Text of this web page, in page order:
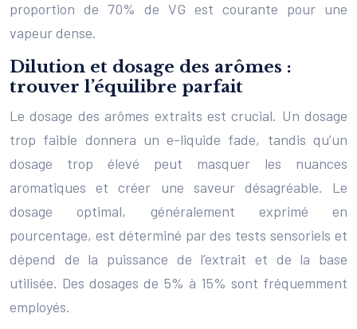
proportion de 70% de VG est courante pour une
vapeur dense.
Dilution et dosage des arômes :
trouver l’équilibre parfait
Le dosage des arômes extraits est crucial. Un dosage
trop faible donnera un e-liquide fade, tandis qu’un
dosage trop élevé peut masquer les nuances
aromatiques et créer une saveur désagréable. Le
dosage optimal, généralement exprimé en
pourcentage, est déterminé par des tests sensoriels et
dépend de la puissance de l’extrait et de la base
utilisée. Des dosages de 5% à 15% sont fréquemment
employés.